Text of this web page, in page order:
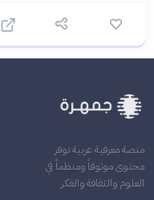
منصة معرفية عربية توفر
محتوى موثوقاً ومنظماً في
العلوم والثقافة والفكر